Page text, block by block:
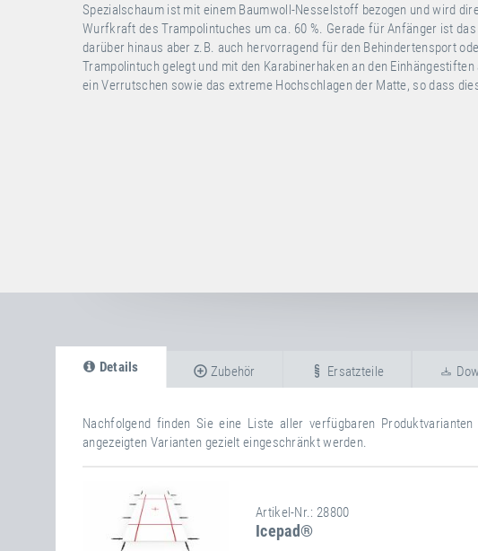
Spezialschaum ist mit einem Baumwoll-Nesselstoff bezogen und wird
Wurfkraft des Trampolintuches um ca. 60 %. Gerade für Anfänger ist
darüber hinaus aber z.B. auch hervorragend für den Behindertensport
Trampolintuch gelegt und mit den Karabinerhaken an den
ein Verrutschen sowie das extreme Hochschlagen der Matte, so dass
Details
Nachfolgend finden Sie eine Liste aller verfügbaren Produktvarianten
angezeigten Varianten gezielt eingeschränkt werden.
Artikel-Nr.: 28800
Icepad®
Zubehör Ersatzteile